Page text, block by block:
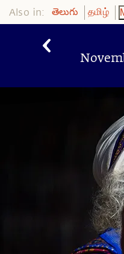
Also in: తెలుగు தமிழ்